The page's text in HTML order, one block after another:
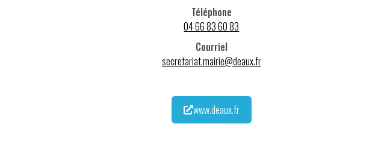
Téléphone
04 66 83 60 83
Courriel
secretariat.mairie@deaux.fr
www.deaux.fr